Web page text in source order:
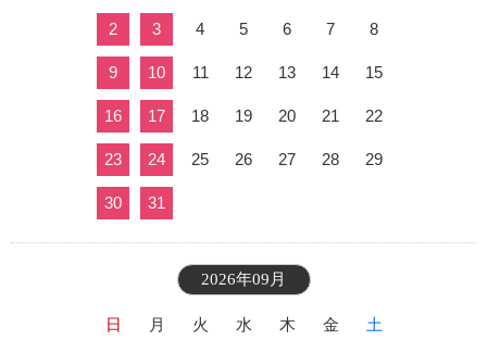
2 3 4 5 6 7 8
9 10 11 12 13 14 15
16 17 18 19 20 21 22
23 24 25 26 27 28 29
30 31
2026年09月
日 月 火 水 木 金
土